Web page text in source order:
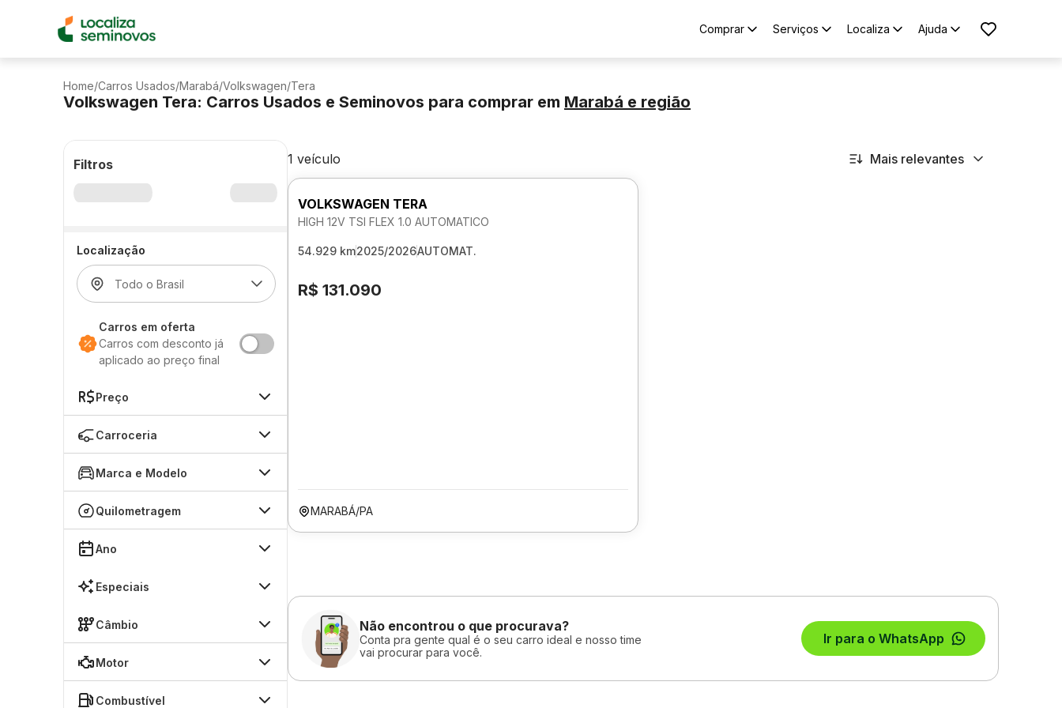
Comprar Serviços Localiza Ajuda
Home/Carros Usados/Marabá/Volkswagen/Tera
Volkswagen Tera: Carros Usados e Seminovos para comprar em Marabá e região
Filtros
Localização
Carros em oferta
Carros com desconto já
aplicado ao preço final
Preço
Carroceria
Marca e Modelo
Quilometragem
Ano
Especiais
Câmbio
Motor
Combustível
1 veículo Mais relevantes
VOLKSWAGEN TERA
HIGH 12V TSI FLEX 1.0 AUTOMATICO
54.929 km2025/2026AUTOMAT.
R$ 131.090
MARABÁ/PA
Não encontrou o que procurava?
Conta pra gente qual é o seu carro ideal e nosso time
vai procurar para você.
Ir para o WhatsApp